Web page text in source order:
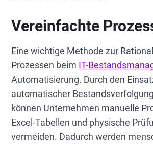
Vereinfachte
Eine wichtige Methode zur
Prozessen beim IT-
Automatisierung. Durch den
automatischer
können Unternehmen manuelle
Excel-Tabellen und physische
vermeiden. Dadurch werden